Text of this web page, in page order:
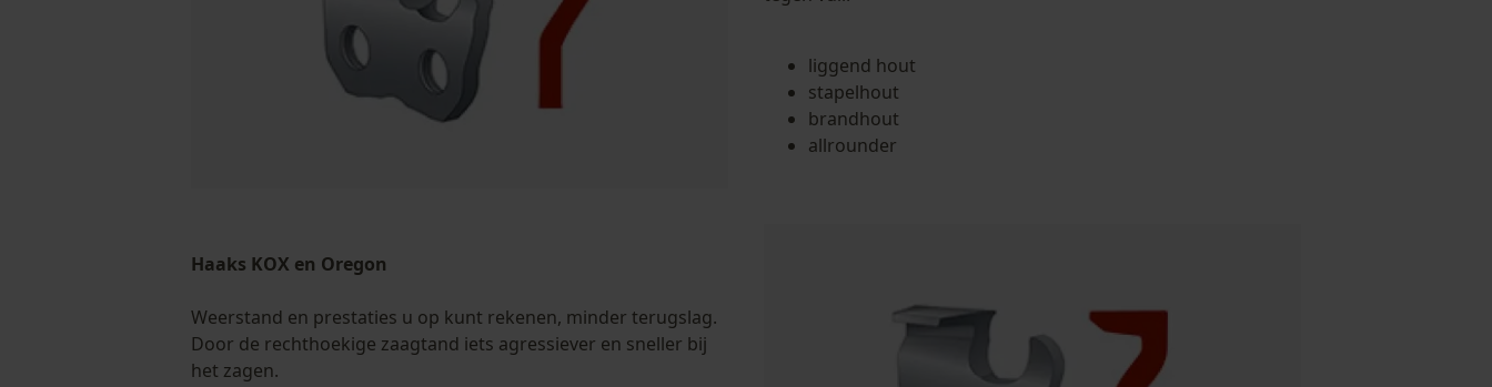
liggend hout
stapelhout
brandhout
allrounder
Haaks KOX en Oregon
Weerstand en prestaties u op kunt rekenen, minder terugslag.
Door de rechthoekige zaagtand iets agressiever en sneller bij
het zagen.